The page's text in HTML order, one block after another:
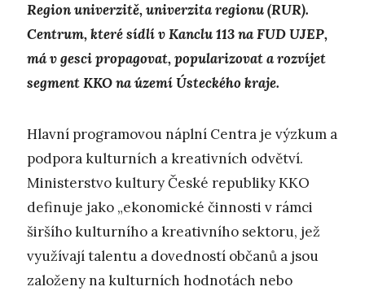
Region univerzitě, univerzita regionu (RUR).
Centrum, které sídlí v Kanclu 113 na FUD UJEP,
má v gesci propagovat, popularizovat a rozvíjet
segment KKO na území Ústeckého kraje.
Hlavní programovou náplní Centra je výzkum a
podpora kulturních a kreativních odvětví.
Ministerstvo kultury České republiky KKO
definuje jako „ekonomické činnosti v rámci
širšího kulturního a kreativního sektoru, jež
využívají talentu a dovedností občanů a jsou
založeny na kulturních hodnotách nebo